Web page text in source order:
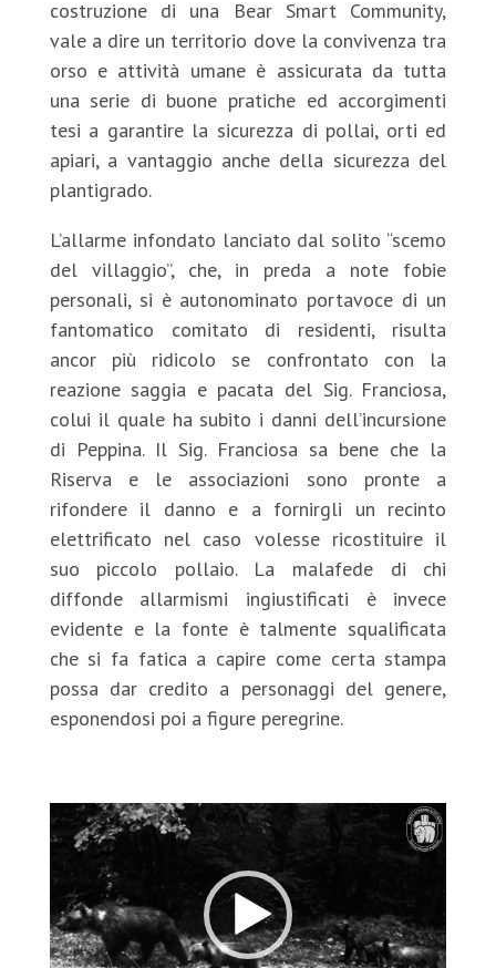
costruzione di una Bear Smart Community,
vale a dire un territorio dove la convivenza tra
orso e attività umane è assicurata da tutta
una serie di buone pratiche ed accorgimenti
tesi a garantire la sicurezza di pollai, orti ed
apiari, a vantaggio anche della sicurezza del
plantigrado.
L’allarme infondato lanciato dal solito “scemo
del villaggio”, che, in preda a note fobie
personali, si è autonominato portavoce di un
fantomatico comitato di residenti, risulta
ancor più ridicolo se confrontato con la
reazione saggia e pacata del Sig. Franciosa,
colui il quale ha subito i danni dell’incursione
di Peppina. Il Sig. Franciosa sa bene che la
Riserva e le associazioni sono pronte a
rifondere il danno e a fornirgli un recinto
elettrificato nel caso volesse ricostituire il
suo piccolo pollaio. La malafede di chi
diffonde allarmismi ingiustificati è invece
evidente e la fonte è talmente squalificata
che si fa fatica a capire come certa stampa
possa dar credito a personaggi del genere,
esponendosi poi a figure peregrine.
Video
Player